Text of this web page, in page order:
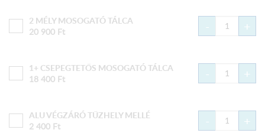
2 MÉLY MOSOGATÓ TÁLCA
20 900 Ft - +
1+ CSEPEGTETŐS MOSOGATÓ TÁLCA
18 400 Ft - +
ALU VÉGZÁRÓ TŰZHELY MELLÉ
2 400 Ft - +